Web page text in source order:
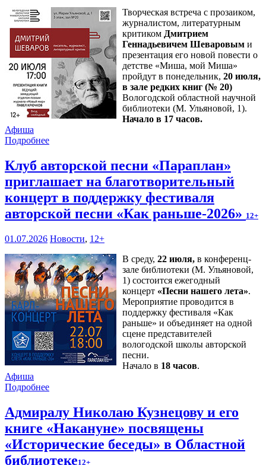
Творческая встреча с прозаиком,
журналистом, литературным
критиком Дмитрием
Геннадьевичем Шеваровым и
презентация его новой повести о
детстве «Миша, мой Миша»
пройдут в понедельник, 20 июля,
в зале редких книг (№ 20)
Вологодской областной научной
библиотеки (М. Ульяновой, 1).
Начало в 17 часов.
Афиша
Подробнее
Клуб авторской песни «Параплан»
приглашает на благотворительный
концерт в поддержку фестиваля
авторской песни «Как раньше-2026» 12+
01.07.2026 Новости, 12+
В среду, 22 июля, в конференц-
зале библиотеки (М. Ульяновой,
1) состоится ежегодный
концерт «Песни нашего лета».
Мероприятие проводится в
поддержку фестиваля «Как
раньше» и объединяет на одной
сцене представителей
вологодской школы авторской
песни.
Начало в 18 часов.
Афиша
Подробнее
Адмиралу Николаю Кузнецову и его
книге «Накануне» посвящены
«Исторические беседы» в Областной
библиотеке12+